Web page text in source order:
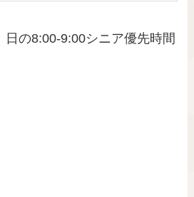
日の8:00-9:00シニア優先時間